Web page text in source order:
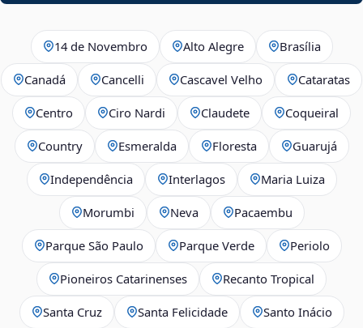
14 de Novembro Alto Alegre Brasília
Canadá Cancelli Cascavel Velho Cataratas
Centro Ciro Nardi Claudete Coqueiral
Country Esmeralda Floresta Guarujá
Independência Interlagos Maria Luiza
Morumbi Neva Pacaembu
Parque São Paulo Parque Verde Periolo
Pioneiros Catarinenses Recanto Tropical
Santa Cruz Santa Felicidade Santo Inácio